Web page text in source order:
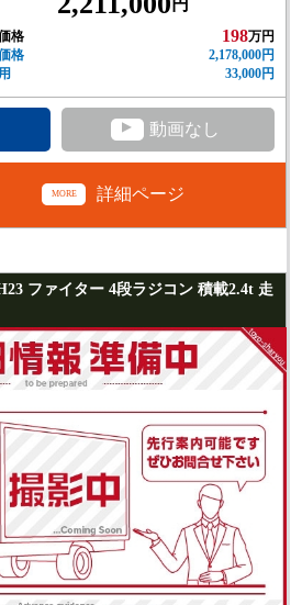
円
格 198万円
格
2,178,000円
33,000円
▲ 動画なし
MORE 詳細ページ
ファイター 4段ラジコン 積載2.4t 走